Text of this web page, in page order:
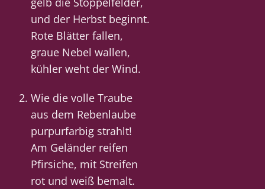
und der Herbst beginnt.
Rote Blätter fallen,
graue Nebel wallen,
kühler weht der Wind.
Wie die volle Traube
aus dem Rebenlaube
purpurfarbig strahlt!
Am Geländer reifen
Pfirsiche, mit Streifen
rot und weiß bemalt.